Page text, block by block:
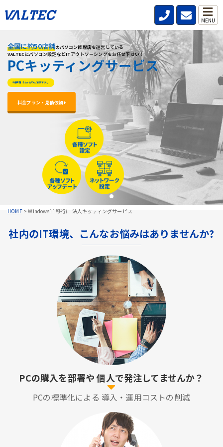
MENU
HOME>Windows11移行に 法人キッティングサービス
全国に約50店舗のパソコン修理店を運営している
VALTECにパソコン設定などITアウトソーシングをお任せ下さい！
PCキッティングサービス
料金明朗！1台からでもご相談下さい。
料金プラン・見積依頼
全国に約50店舗のパソコン修理店を運営している
VALTECにパソコン設定などITアウトソーシングをお任せ下さい！
PCキッティングサービス
料金明朗！1台からでもご相談下さい。
料金プラン・見積依頼
全国に約50店舗のパソコン修理店を運営している
VALTECにパソコン設定などITアウトソーシングをお任せ下さい！
PCキッティングサービス
料金明朗！1台からでもご相談下さい。
料金プラン・見積依頼
社内のIT環境、こんなお悩みはありませんか?
PCの購入を部署や個人で発注してませんか？
PCの標準化による 導入・運用コストの削減